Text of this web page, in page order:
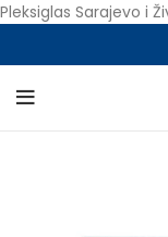
Pleksiglas Sarajevo i